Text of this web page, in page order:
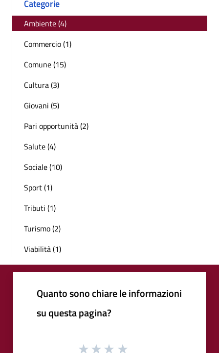
Categorie
Ambiente (4)
Commercio (1)
Comune (15)
Cultura (3)
Giovani (5)
Pari opportunità (2)
Salute (4)
Sociale (10)
Sport (1)
Tributi (1)
Turismo (2)
Viabilità (1)
Quanto sono chiare le informazioni
su questa pagina?